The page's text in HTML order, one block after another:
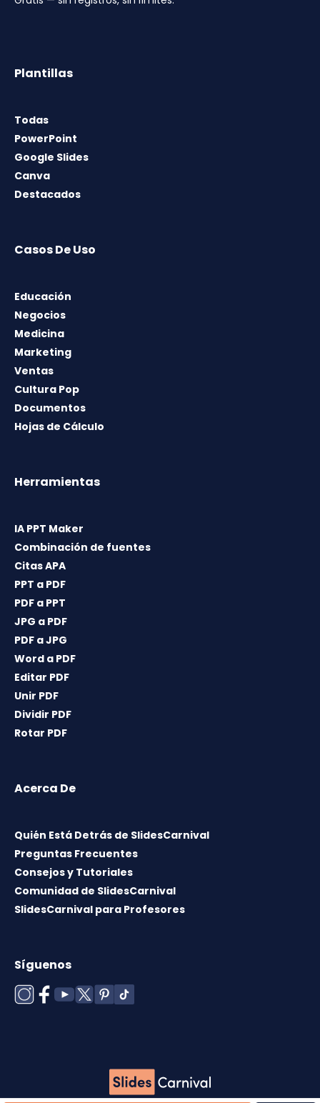
Plantillas
Todas
PowerPoint
Google Slides
Canva
Destacados
Casos De Uso
Educación
Negocios
Medicina
Marketing
Ventas
Cultura Pop
Documentos
Hojas de Cálculo
Herramientas
IA PPT Maker
Combinación de fuentes
Citas APA
PPT a PDF
PDF a PPT
JPG a PDF
PDF a JPG
Word a PDF
Editar PDF
Unir PDF
Dividir PDF
Rotar PDF
Acerca De
Quién Está Detrás de SlidesCarnival
Preguntas Frecuentes
Consejos y Tutoriales
Comunidad de SlidesCarnival
SlidesCarnival para Profesores
Síguenos